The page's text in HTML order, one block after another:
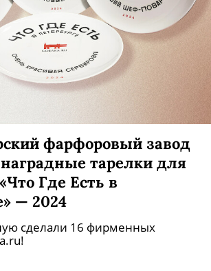
фарфоровый завод
тарелки для
Где Есть в
— 2024
сделали 16 фирменных